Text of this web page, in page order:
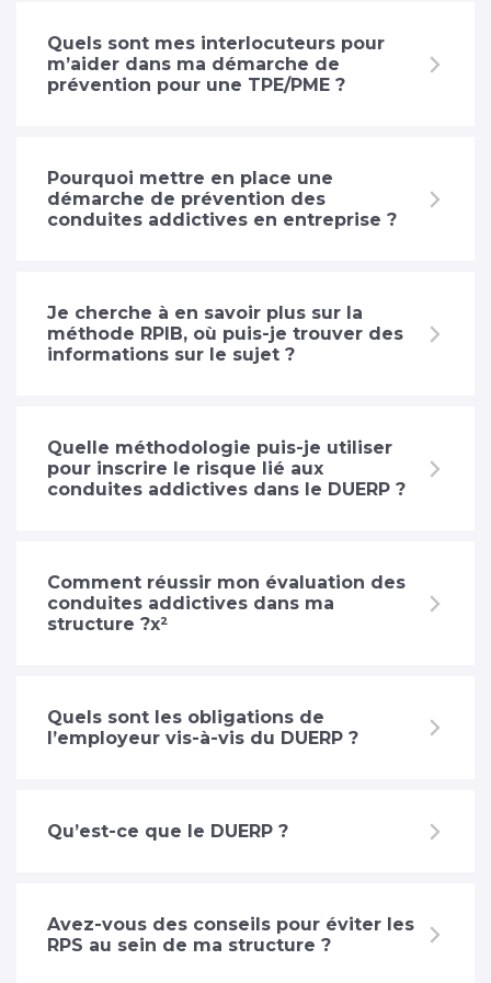
Quels sont mes interlocuteurs pour
m’aider dans ma démarche de
prévention pour une TPE/PME ?
Pourquoi mettre en place une
démarche de prévention des
conduites addictives en entreprise ?
Je cherche à en savoir plus sur la
méthode RPIB, où puis-je trouver des
informations sur le sujet ?
Quelle méthodologie puis-je utiliser
pour inscrire le risque lié aux
conduites addictives dans le DUERP ?
Comment réussir mon évaluation des
conduites addictives dans ma
structure ?x²
Quels sont les obligations de
l’employeur vis-à-vis du DUERP ?
Qu’est-ce que le DUERP ?
Avez-vous des conseils pour éviter les
RPS au sein de ma structure ?